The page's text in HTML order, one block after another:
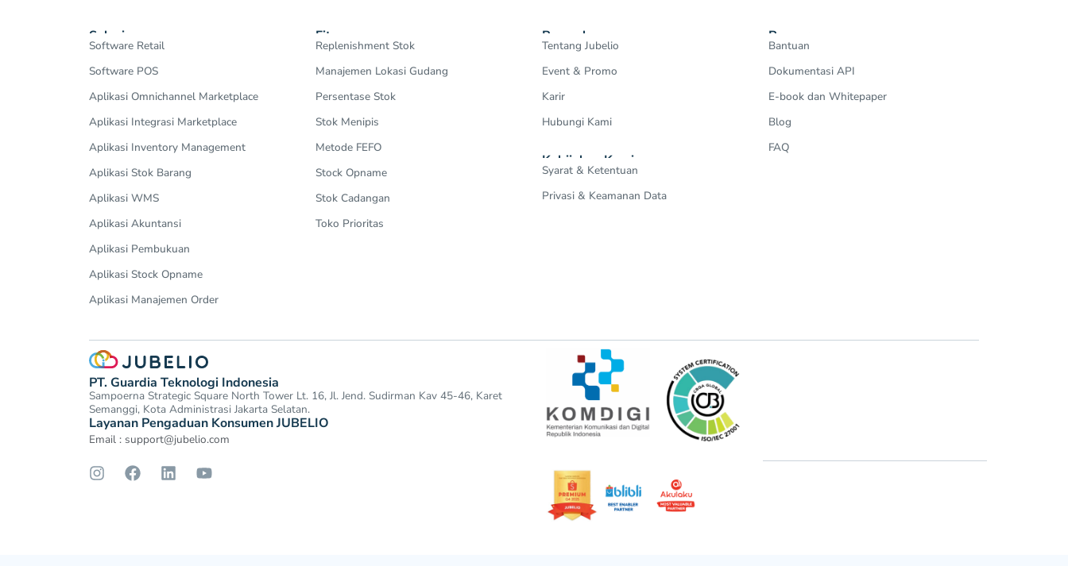
Solusi
Software Retail
Software POS
Aplikasi Omnichannel Marketplace
Aplikasi Integrasi Marketplace
Aplikasi Inventory Management
Aplikasi Stok Barang
Aplikasi WMS
Aplikasi Akuntansi
Aplikasi Pembukuan
Aplikasi Stock Opname
Aplikasi Manajemen Order
Fitur
Replenishment Stok
Manajemen Lokasi Gudang
Persentase Stok
Stok Menipis
Metode FEFO
Stock Opname
Stok Cadangan
Toko Prioritas
Perusahaan
Tentang Jubelio
Event & Promo
Karir
Hubungi Kami
Kebijakan Kami
Syarat & Ketentuan
Privasi & Keamanan Data
Resources
Bantuan
Dokumentasi API
E-book dan Whitepaper
Blog
FAQ
PT. Guardia Teknologi Indonesia
Sampoerna Strategic Square North Tower Lt. 16, Jl. Jend. Sudirman Kav 45-46, Karet
Semanggi, Kota Administrasi Jakarta Selatan.
Layanan Pengaduan Konsumen JUBELIO
Email : support@jubelio.com